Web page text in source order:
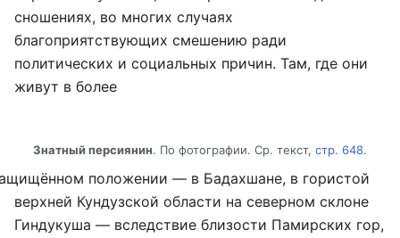
сношениях, во многих случаях
благоприятствующих смешению ради
политических и социальных причин. Там, где они
живут в более
Знатный персиянин. По фотографии. Ср. текст, стр. 648.
положении — в Бадахшане, в гористой
верхней Кундузской области на северном склоне
Гиндукуша — вследствие близости Памирских гор,